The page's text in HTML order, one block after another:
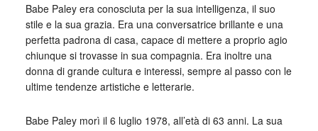
Babe Paley era conosciuta per la sua intelligenza, il suo
stile e la sua grazia. Era una conversatrice brillante e una
perfetta padrona di casa, capace di mettere a proprio agio
chiunque si trovasse in sua compagnia. Era inoltre una
donna di grande cultura e interessi, sempre al passo con le
ultime tendenze artistiche e letterarie.
Babe Paley morì il 6 luglio 1978, all’età di 63 anni. La sua